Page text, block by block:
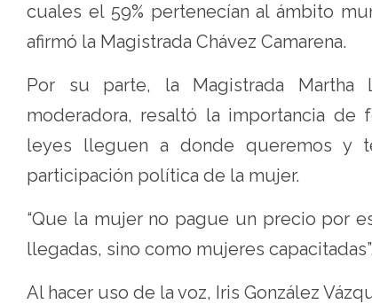
cuales el 59% pertenecían al ámbito
afirmó la Magistrada Chávez Camarena.
Por su parte, la Magistrada Martha
moderadora, resaltó la importancia
leyes lleguen a donde queremos y
participación política de la mujer.
“Que la mujer no pague un precio por
llegadas, sino como mujeres
Al hacer uso de la voz, Iris González